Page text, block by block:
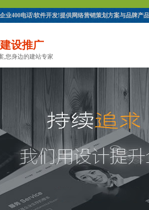
400电话\软件开发!提供网络营销策划方案与品牌产
设推广
,您身边的建站专家